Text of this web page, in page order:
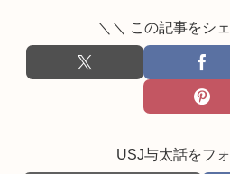
＼＼ この記事をシ
USJ与太話をフ